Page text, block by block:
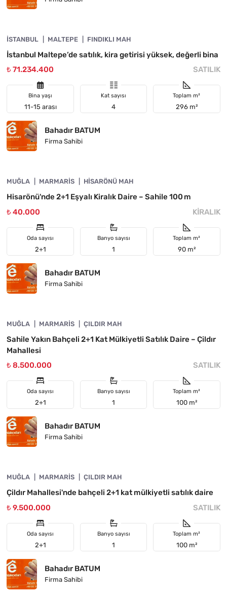
ACIL
İSTANBUL MALTEPE FINDIKLI MAH
İstanbul Maltepe’de satılık, kira getirisi yüksek, değerli bina
₺ 71.234.400
SATILIK
Bina yaşı
11-15 arası
Kat sayısı
4
Toplam m²
296 m²
Bahadır BATUM
Firma Sahibi
KIRALIK
MUĞLA MARMARIS HISARÖNÜ MAH
Hisarönü'nde 2+1 Eşyalı Kiralık Daire – Sahile 100 m
₺ 40.000
KIRALIK
Oda sayısı
2+1
Banyo sayısı
1
Toplam m²
90 m²
Bahadır BATUM
Firma Sahibi
YATIRIMA UYGUN
MUĞLA MARMARIS ÇILDIR MAH
Sahile Yakın Bahçeli 2+1 Kat Mülkiyetli Satılık Daire – Çildır
Mahallesi
₺ 8.500.000
SATILIK
Oda sayısı
2+1
Banyo sayısı
1
Toplam m²
100 m²
Bahadır BATUM
Firma Sahibi
YATIRIMA UYGUN
MUĞLA MARMARIS ÇILDIR MAH
Çildır Mahallesi'nde bahçeli 2+1 kat mülkiyetli satılık daire
₺ 9.500.000
SATILIK
Oda sayısı
2+1
Banyo sayısı
1
Toplam m²
100 m²
Bahadır BATUM
Firma Sahibi